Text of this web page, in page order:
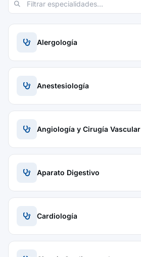
Alergología
Anestesiología
Angiología y Cirugía Vascular
Aparato Digestivo
Cardiología